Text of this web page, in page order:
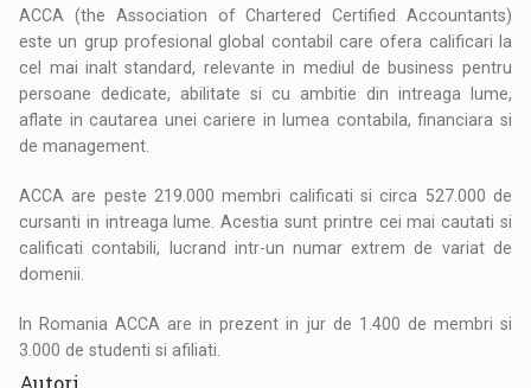
ACCA (the Association of Chartered Certified Accountants)
este un grup profesional global contabil care ofera calificari la
cel mai inalt standard, relevante in mediul de business pentru
persoane dedicate, abilitate si cu ambitie din intreaga lume,
aflate in cautarea unei cariere in lumea contabila, financiara si
de management.
ACCA are peste 219.000 membri calificati si circa 527.000 de
cursanti in intreaga lume. Acestia sunt printre cei mai cautati si
calificati contabili, lucrand intr-un numar extrem de variat de
domenii.
In Romania ACCA are in prezent in jur de 1.400 de membri si
3.000 de studenti si afiliati.
Autori